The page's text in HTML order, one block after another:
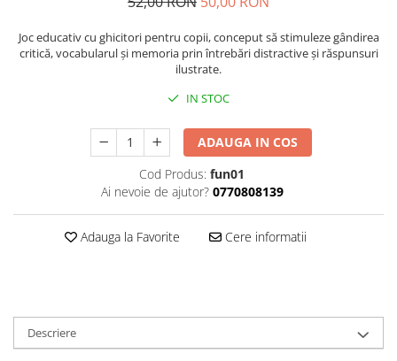
Joc educativ cu ghicitori pentru copii, conceput să stimuleze gândirea
critică, vocabularul și memoria prin întrebări distractive și răspunsuri
ilustrate.
IN STOC
ADAUGA IN COS
Cod Produs: fun01
Ai nevoie de ajutor? 0770808139
Adauga la Favorite Cere informatii
Descriere